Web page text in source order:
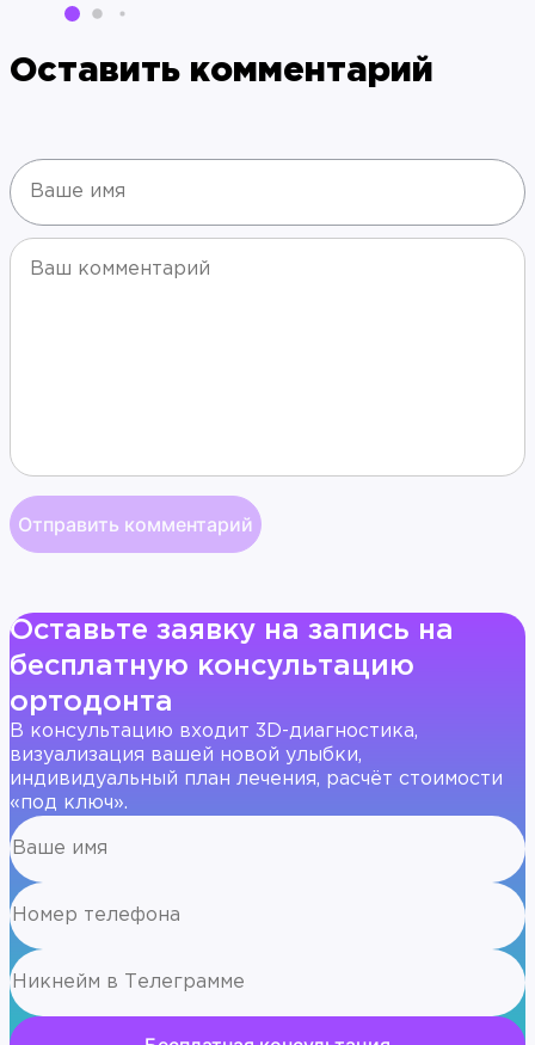
Оставить комментарий
Оставьте заявку на запись на
бесплатную консультацию
ортодонта
В консультацию входит 3D-диагностика,
визуализация вашей новой улыбки,
индивидуальный план лечения, расчёт стоимости
«под ключ».